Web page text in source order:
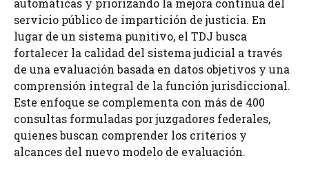
automáticas y priorizando la mejora continua del
servicio público de impartición de justicia. En
lugar de un sistema punitivo, el TDJ busca
fortalecer la calidad del sistema judicial a través
de una evaluación basada en datos objetivos y una
comprensión integral de la función jurisdiccional.
Este enfoque se complementa con más de 400
consultas formuladas por juzgadores federales,
quienes buscan comprender los criterios y
alcances del nuevo modelo de evaluación.